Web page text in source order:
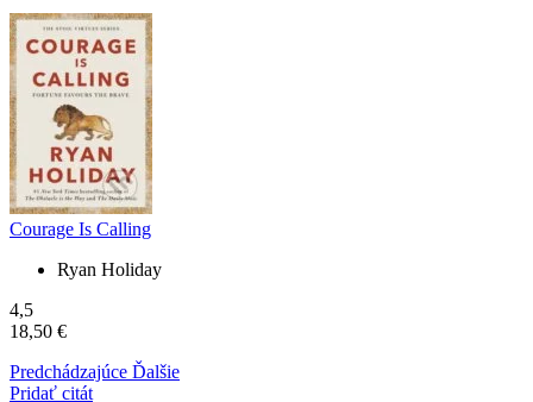
Courage Is Calling
Ryan Holiday
4,5
18,50 €
Predchádzajúce Ďalšie
Pridať citát